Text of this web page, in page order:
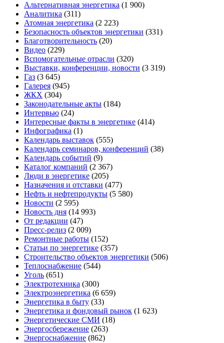
Альтернативная энергетика (1 900)
Аналитика (311)
Атомная энергетика (2 223)
Безопасность объектов энергетики (331)
Благотворительность (20)
Видео (229)
Вспомогательные отрасли (320)
Выставки, конференции, новости (3 319)
Газ (3 645)
Галерея (945)
ЖКХ (304)
Законодательные акты (184)
Интервью (24)
Интересные факты в энергетике (414)
Инфографика (1)
Календарь выставок (555)
Календарь семинаров, конференций (38)
Календарь событий (9)
Каталог компаний (2 367)
Люди в энергетике (205)
Назначения и отставки (477)
Нефть и нефтепродукты (5 580)
Новости (2 595)
Новость дня (14 993)
От редакции (47)
Пресс-релиз (2 009)
Ремонтные работы (152)
Статьи по энергетике (357)
Строительство объектов энергетики (506)
Теплоснабжение (544)
Уголь (651)
Электротехника (300)
Электроэнергетика (6 659)
Энергетика в быту (33)
Энергетика и фондовый рынок (1 623)
Энергетические СМИ (18)
Энергосбережение (263)
Энергоснабжение (862)